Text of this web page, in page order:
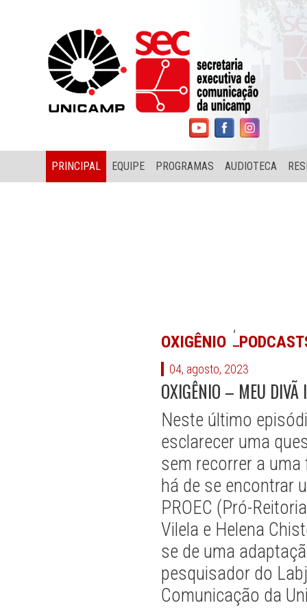
PRINCIPAL EQUIPE PROGRAMAS AUDIOTECA
OXIGÊNIO
,
04, agosto, 2023
OXIGÊNIO – MEU DIVÃ
Neste último
esclarecer uma
sem recorrer a uma
há de se encontrar
PROEC (Pró-
Vilela e Helena
se de uma
pesquisador do
Comunicação da